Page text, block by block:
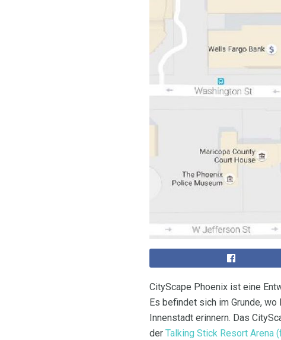
CityScape Phoenix ist eine
Es befindet sich im Grunde,
Innenstadt erinnern. Das
der Talking Stick Resort Arena